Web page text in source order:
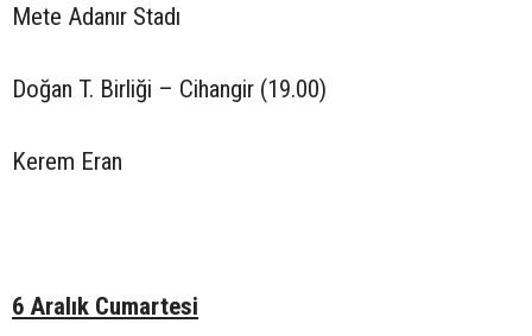
Mete Adanır Stadı
Doğan T. Birliği – Cihangir (19.00)
Kerem Eran
6 Aralık Cumartesi